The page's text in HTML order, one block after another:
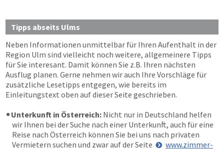
Tipps abseits Ulms
Neben Informationen unmittelbar für Ihren Aufenthalt in der
Region Ulm sind vielleicht noch weitere, allgemeinere Tipps
für Sie interesant. Damit können Sie z.B. Ihren nächsten
Ausflug planen. Gerne nehmen wir auch Ihre Vorschläge für
zusätzliche Lesetipps entgegen, wie bereits im
Einleitungstext oben auf dieser Seite geschrieben.
Unterkunft in Österreich: Nicht nur in Deutschland helfen
wir Ihnen bei der Suche nach einer Unterkunft, auch für eine
Reise nach Österreich können Sie bei uns nach privaten
Vermietern suchen und zwar auf der Seite
www.zimmer-